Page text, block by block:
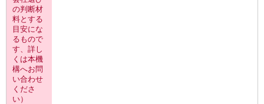
の判断材
料とする
目安にな
るもので
す、詳し
くは本機
構へお問
い合わせ
くださ
い）